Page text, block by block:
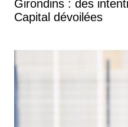
Girondins : des
Capital dévoilées